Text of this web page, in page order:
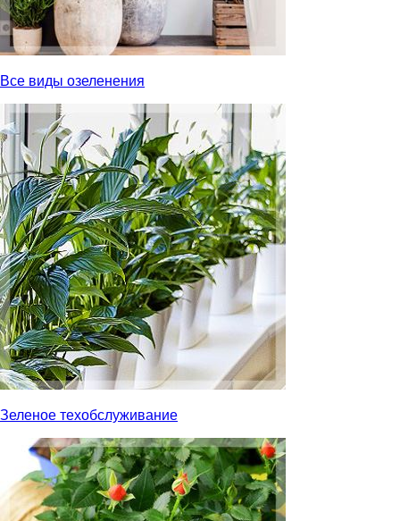
Все виды озеленения
Зеленое техобслуживание